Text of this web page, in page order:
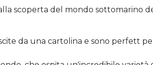
scoperta del mondo sottomarino
da una cartolina e sono perfett